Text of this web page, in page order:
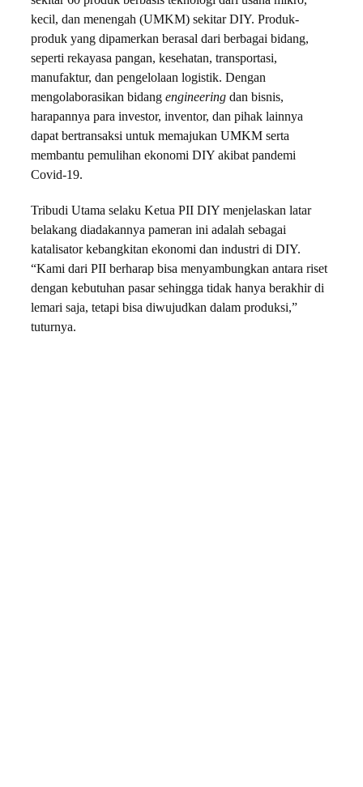
kecil, dan menengah (UMKM) sekitar DIY. Produk-
produk yang dipamerkan berasal dari berbagai bidang,
seperti rekayasa pangan, kesehatan, transportasi,
manufaktur, dan pengelolaan logistik. Dengan
mengolaborasikan bidang engineering dan bisnis,
harapannya para investor, inventor, dan pihak lainnya
dapat bertransaksi untuk memajukan UMKM serta
membantu pemulihan ekonomi DIY akibat pandemi
Covid-19.
Tribudi Utama selaku Ketua PII DIY menjelaskan latar
belakang diadakannya pameran ini adalah sebagai
katalisator kebangkitan ekonomi dan industri di DIY.
“Kami dari PII berharap bisa menyambungkan antara riset
dengan kebutuhan pasar sehingga tidak hanya berakhir di
lemari saja, tetapi bisa diwujudkan dalam produksi,”
tuturnya.